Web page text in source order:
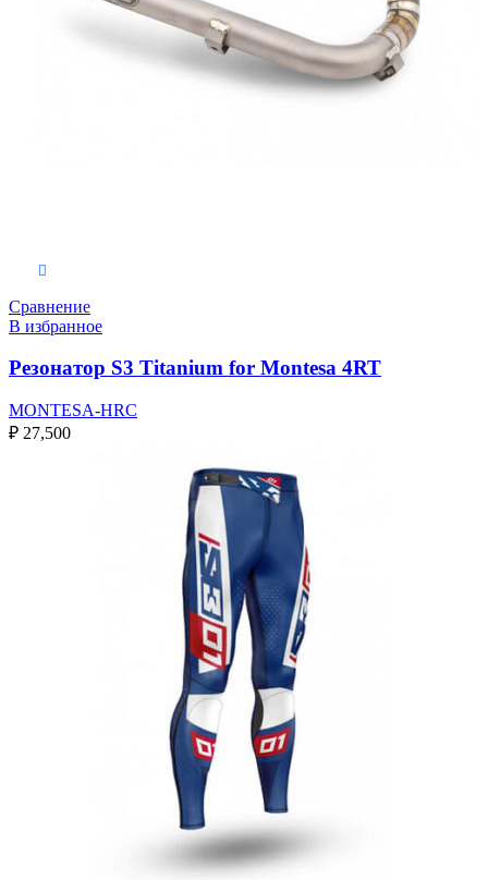
Сравнение
В избранное
Резонатор S3 Titanium for Montesa 4RT
MONTESA-HRC
₽ 27,500